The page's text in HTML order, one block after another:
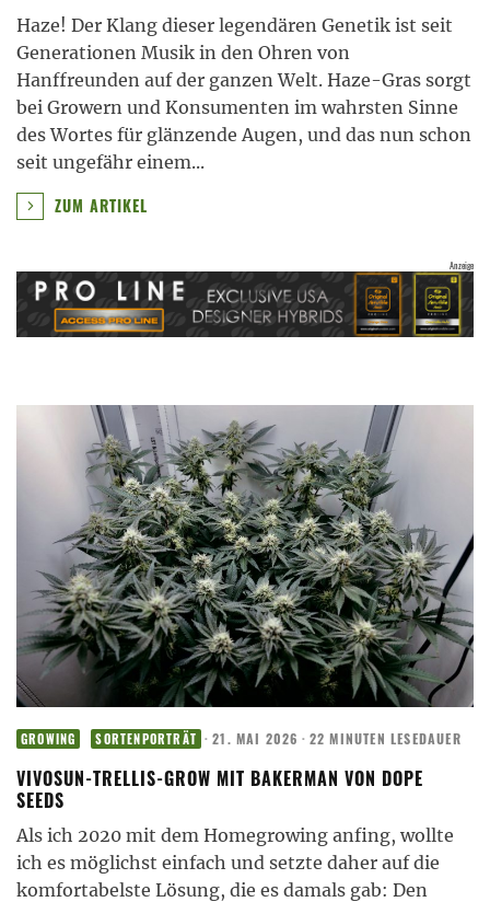
Haze! Der Klang dieser legendären Genetik ist seit
Generationen Musik in den Ohren von
Hanffreunden auf der ganzen Welt. Haze-Gras sorgt
bei Growern und Konsumenten im wahrsten Sinne
des Wortes für glänzende Augen, und das nun schon
seit ungefähr einem...
ZUM ARTIKEL
GROWING SORTENPORTRÄT · 21. MAI 2026 · 22 MINUTEN LESEDAUER
VIVOSUN-TRELLIS-GROW MIT BAKERMAN VON DOPE
SEEDS
Als ich 2020 mit dem Homegrowing anfing, wollte
ich es möglichst einfach und setzte daher auf die
komfortabelste Lösung, die es damals gab: Den